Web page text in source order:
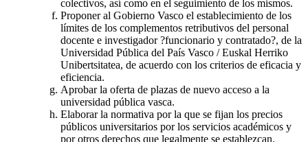
colectivos, así como en el seguimiento de los mismos.
Proponer al Gobierno Vasco el establecimiento de los
límites de los complementos retributivos del personal
docente e investigador ?funcionario y contratado?, de la
Universidad Pública del País Vasco / Euskal Herriko
Unibertsitatea, de acuerdo con los criterios de eficacia y
eficiencia.
Aprobar la oferta de plazas de nuevo acceso a la
universidad pública vasca.
Elaborar la normativa por la que se fijan los precios
públicos universitarios por los servicios académicos y
por otros derechos que legalmente se establezcan.